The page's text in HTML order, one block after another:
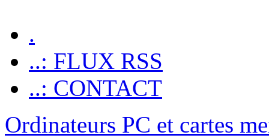
.
..: FLUX RSS
..: CONTACT
Ordinateurs PC et cartes